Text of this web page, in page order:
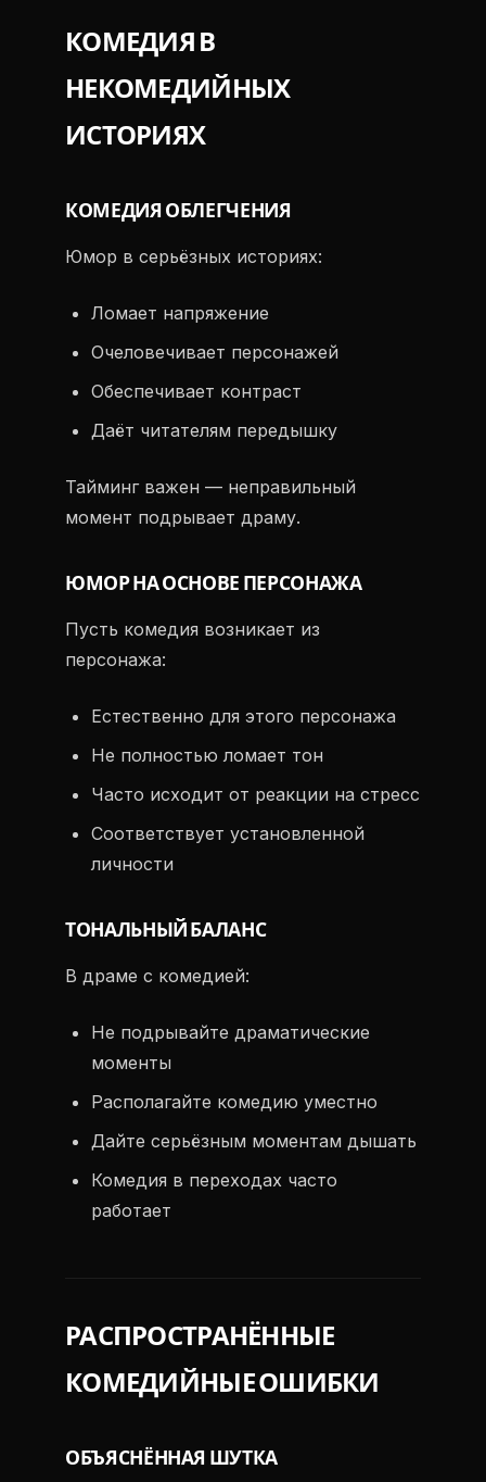
КОМЕДИЯ В
НЕКОМЕДИЙНЫХ
ИСТОРИЯХ
КОМЕДИЯ ОБЛЕГЧЕНИЯ
Юмор в серьёзных историях:
Ломает напряжение
Очеловечивает персонажей
Обеспечивает контраст
Даёт читателям передышку
Тайминг важен — неправильный
момент подрывает драму.
ЮМОР НА ОСНОВЕ ПЕРСОНАЖА
Пусть комедия возникает из
персонажа:
Естественно для этого персонажа
Не полностью ломает тон
Часто исходит от реакции на стресс
Соответствует установленной
личности
ТОНАЛЬНЫЙ БАЛАНС
В драме с комедией:
Не подрывайте драматические
моменты
Располагайте комедию уместно
Дайте серьёзным моментам дышать
Комедия в переходах часто
работает
РАСПРОСТРАНЁННЫЕ
КОМЕДИЙНЫЕ ОШИБКИ
ОБЪЯСНЁННАЯ ШУТКА